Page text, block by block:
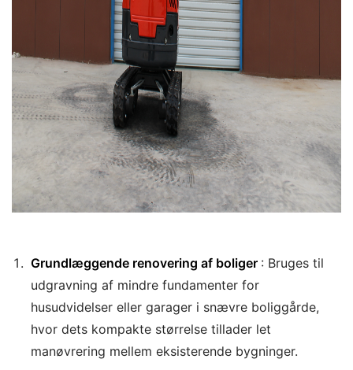
Grundlæggende renovering af boliger : Bruges til
udgravning af mindre fundamenter for
husudvidelser eller garager i snævre boliggårde,
hvor dets kompakte størrelse tillader let
manøvrering mellem eksisterende bygninger.